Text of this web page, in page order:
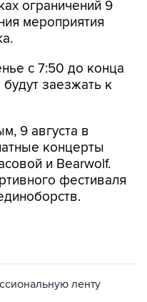
ограничений 9
мероприятия
с 7:50 до конца
заезжать к
9 августа в
концерты
и Bearwolf.
фестиваля
ленту